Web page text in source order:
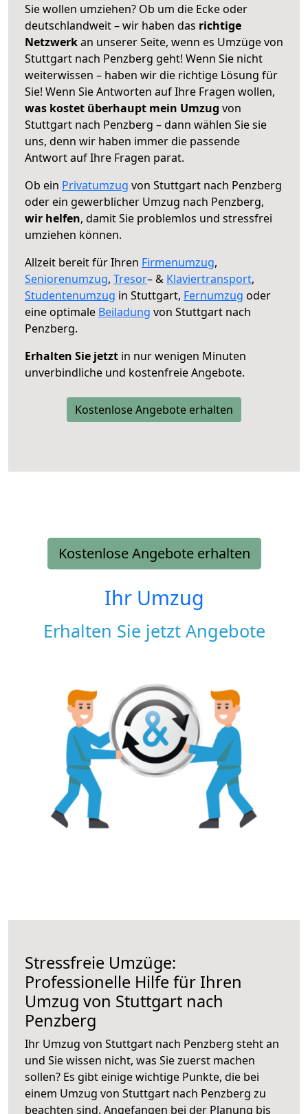
Sie wollen umziehen? Ob um die Ecke oder
deutschlandweit – wir haben das richtige
Netzwerkan unserer Seite, wenn es Umzüge von
Stuttgart nach Penzberg geht! Wenn Sie nicht
weiterwissen – haben wir die richtige Lösung für
Sie! Wenn Sie Antworten auf Ihre Fragen wollen,
was kostet überhaupt mein Umzug von
Stuttgart nach Penzberg – dann wählen Sie sie
uns, denn wir haben immer die passende
Antwort auf Ihre Fragen parat.
Ob ein Privatumzug von Stuttgart nach Penzberg
oder ein gewerblicher Umzug nach Penzberg,
wir helfen, damit Sie problemlos und stressfrei
umziehen können.
Allzeit bereit für Ihren Firmenumzug,
Seniorenumzug, Tresor– & Klaviertransport,
Studentenumzug in Stuttgart, Fernumzug oder
eine optimale Beiladung von Stuttgart nach
Penzberg.
Erhalten Sie jetzt in nur wenigen Minuten
unverbindliche und kostenfreie Angebote.
Kostenlose Angebote erhalten
Kostenlose Angebote erhalten
Ihr Umzug
Erhalten Sie jetzt Angebote
Stressfreie Umzüge:
Professionelle Hilfe für Ihren
Umzug von Stuttgart nach
Penzberg
Ihr Umzug von Stuttgart nach Penzberg steht an
und Sie wissen nicht, was Sie zuerst machen
sollen? Es gibt einige wichtige Punkte, die bei
einem Umzug von Stuttgart nach Penzberg zu
beachten sind. Angefangen bei der Planung bis